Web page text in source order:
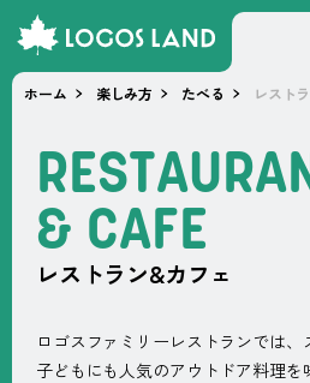
ホーム 楽しみ方 たべる レスト
RESTAURA
& CAFE
レストラン&カフェ
ロゴスファミリーレストランでは
子どもにも人気のアウトドア料理を